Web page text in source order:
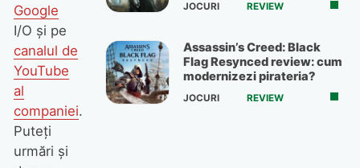
Google
I/O și pe
canalul de
YouTube
al
companiei.
Puteți
urmări și
JOCURI REVIEW
Assassin’s Creed: Black
Flag Resynced review: cum
modernizezi pirateria?
JOCURI REVIEW